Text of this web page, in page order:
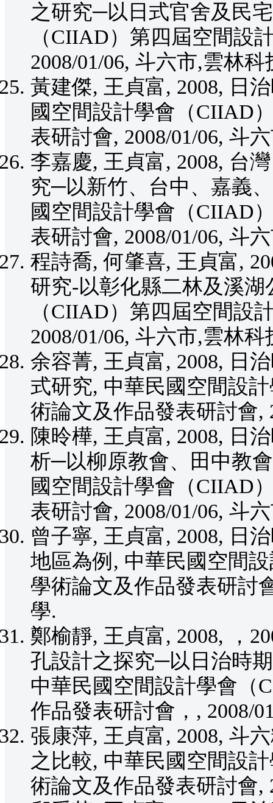
之研究─以日式官舍及民
（CIIAD）第四屆空間設
2008/01/06, 斗六市,雲林科
黃建傑, 王貞富, 2008, 日
國空間設計學會（CIIAD
表研討會, 2008/01/06, 斗
李嘉慶, 王貞富, 2008, 台
究─以新竹、台中、嘉義
國空間設計學會（CIIAD
表研討會, 2008/01/06, 斗
程詩喬, 何肇喜, 王貞富,
研究-以彰化縣二林及溪
（CIIAD）第四屆空間設
2008/01/06, 斗六市,雲林科
余容菁, 王貞富, 2008, 日
式研究, 中華民國空間設
術論文及作品發表研討會,
陳昤樺, 王貞富, 2008, 日
析─以柳原教會、田中教
國空間設計學會（CIIAD
表研討會, 2008/01/06, 斗
曾子寧, 王貞富, 2008, 日
地區為例, 中華民國空間
學術論文及作品發表研討
學.
鄭榆靜, 王貞富, 2008, ，
孔設計之探究─以日治時
中華民國空間設計學會（
作品發表研討會，, 2008/
張康萍, 王貞富, 2008, 斗
之比較, 中華民國空間設
術論文及作品發表研討會,